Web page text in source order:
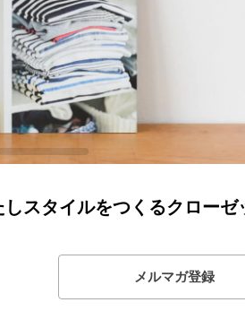
スタイルをつくるクローゼ
メルマガ登録